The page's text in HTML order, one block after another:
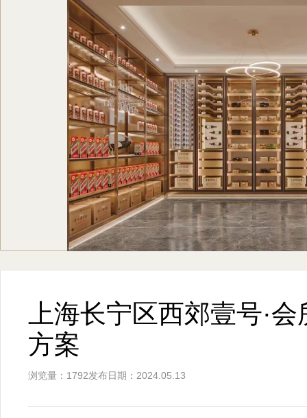
上海长宁区西郊壹号·
方案
浏览量：1792发布日期：2024.05.13